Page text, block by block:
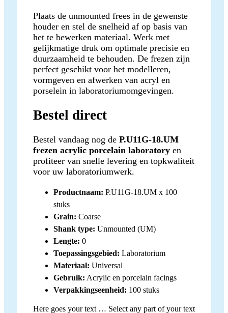
Plaats de unmounted frees in de gewenste
houder en stel de snelheid af op basis van
het te bewerken materiaal. Werk met
gelijkmatige druk om optimale precisie en
duurzaamheid te behouden. De frezen zijn
perfect geschikt voor het modelleren,
vormgeven en afwerken van acryl en
porselein in laboratoriumomgevingen.
Bestel direct
Bestel vandaag nog de P.U11G-18.UM
frezen acrylic porcelain laboratory en
profiteer van snelle levering en topkwaliteit
voor uw laboratoriumwerk.
Productnaam: P.U11G-18.UM x 100
stuks
Grain: Coarse
Shank type: Unmounted (UM)
Lengte: 0
Toepassingsgebied: Laboratorium
Materiaal: Universal
Gebruik: Acrylic en porcelain facings
Verpakkingseenheid: 100 stuks
Here goes your text … Select any part of your text